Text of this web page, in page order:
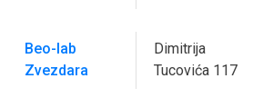
Beo-lab
Zvezdara
Dimitrija
Tucovića 117